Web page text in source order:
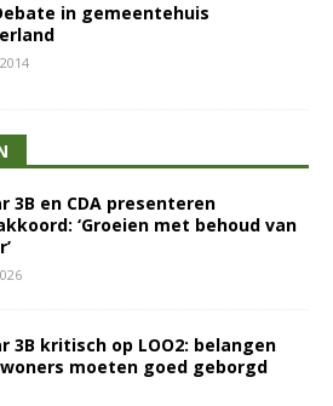
in gemeentehuis
3B en CDA presenteren
‘Groeien met behoud van
3B kritisch op LOO2: belangen
moeten goed geborgd